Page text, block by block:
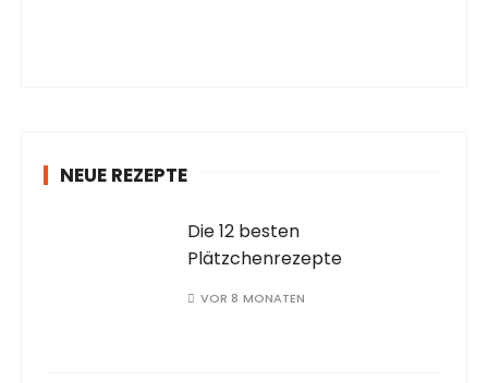
NEUE REZEPTE
Die 12 besten
Plätzchenrezepte
VOR 8 MONATEN